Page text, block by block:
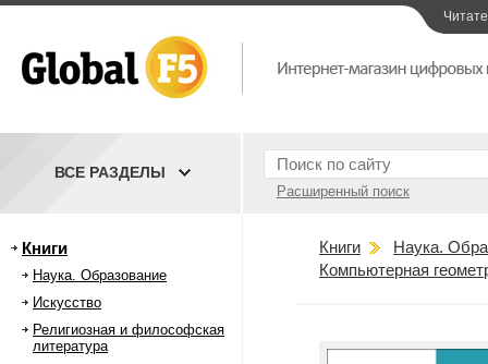
Расширенный поиск
ВСЕ РАЗДЕЛЫ
Книги
Наука. Образование
Искусство
Религиозная и философская
литература
Книги
Наука.
Компьютерная